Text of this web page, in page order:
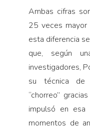
Ambas cifras
25 veces
esta diferencia
que, según
investigadores,
su técnica de
“chorreo”
impulsó en
momentos de